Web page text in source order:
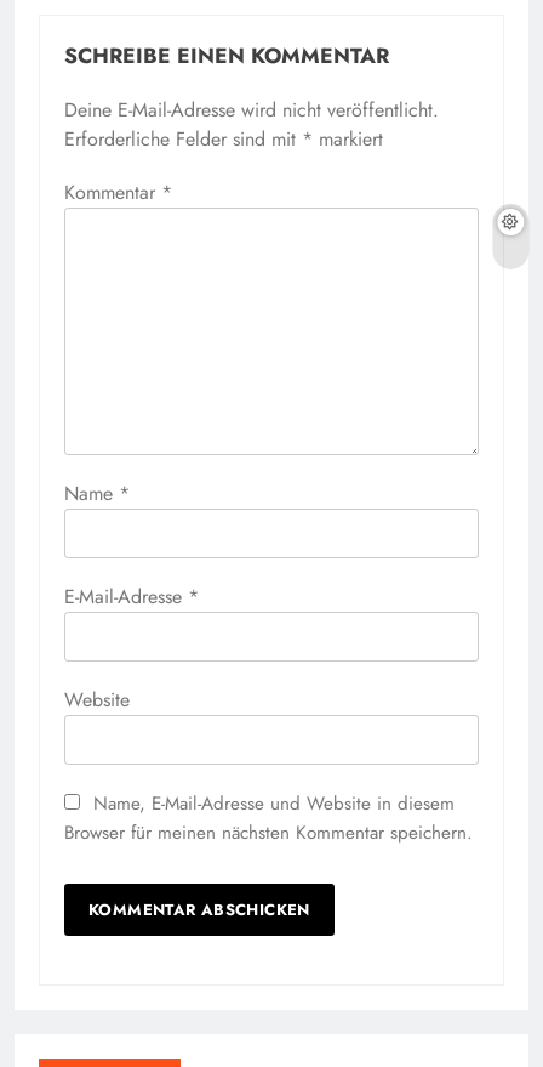
SCHREIBE EINEN KOMMENTAR
Deine E-Mail-Adresse wird nicht veröffentlicht.
Erforderliche Felder sind mit * markiert
Kommentar *
Name *
E-Mail-Adresse *
Website
Name, E-Mail-Adresse und Website in diesem
Browser für meinen nächsten Kommentar speichern.